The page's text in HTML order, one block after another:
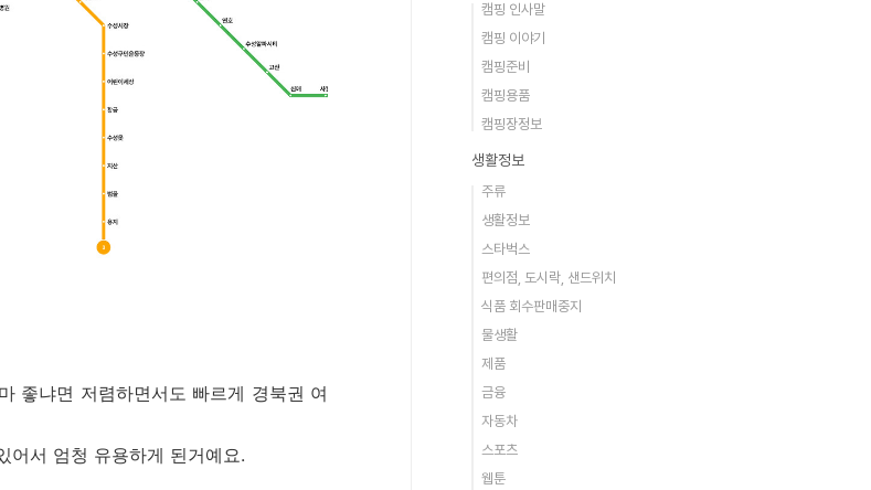
좋냐면 저렴하면서도 빠르게 경북권 여
어서 엄청 유용하게 된거예요.
캠핑 인사말
캠핑 이야기
캠핑준비
캠핑용품
캠핑장정보
생활정보
주류
생활정보
스타벅스
편의점, 도시락, 샌드위치
식품 회수판매중지
물생활
제품
금융
자동차
스포츠
웹툰